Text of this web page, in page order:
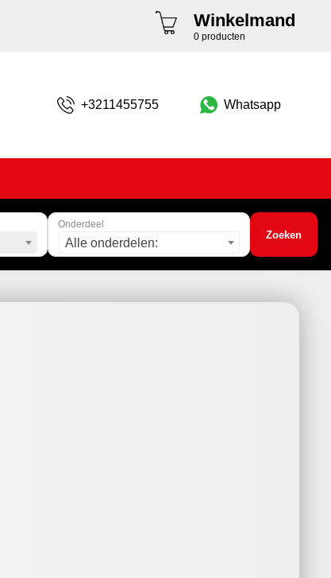
Winkelmand
0 producten
Whatsapp
+3211455755
Onderdeel
Alle onderdelen:
Zoeken